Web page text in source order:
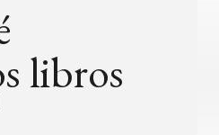
libros